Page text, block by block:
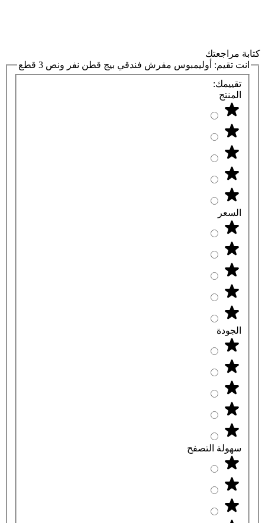
كتابة مراجعتك
انت تقيم: أوليمبوس مفرش فندقي بيج قطن نفر ونص 3 قطع
تقييمك:
المنتج
السعر
الجودة
سهولة التصفح